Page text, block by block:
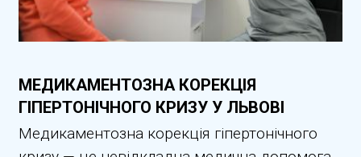
МЕДИКАМЕНТОЗНА КОРЕКЦІЯ
ГІПЕРТОНІЧНОГО КРИЗУ У ЛЬВОВІ
Медикаментозна корекція гіпертонічного